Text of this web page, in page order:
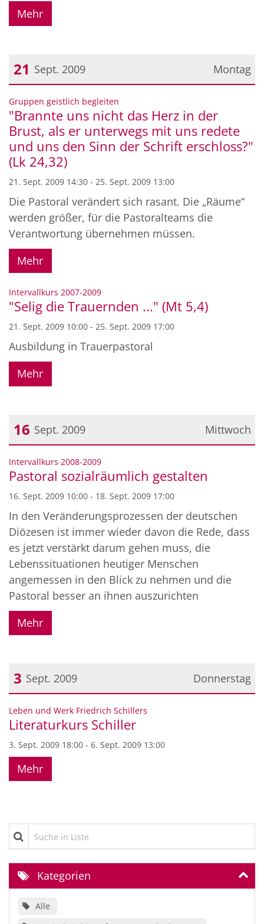
Mehr
Montag
21 Sept. 2009
Datum: 21. September 2009
Gruppen geistlich begleiten
"Brannte uns nicht das Herz in der
Brust, als er unterwegs mit uns redete
und uns den Sinn der Schrift erschloss?"
(Lk 24,32)
21. Sept. 2009 14:30 - 25. Sept. 2009 13:00
Die Pastoral verändert sich rasant. Die „Räume“
werden größer, für die Pastoralteams die
Verantwortung übernehmen müssen.
Mehr
Intervallkurs 2007-2009:
"Selig die Trauernden ..." (Mt 5,4)
21. Sept. 2009 10:00 - 25. Sept. 2009 17:00
Ausbildung in Trauerpastoral
Mehr
Mittwoch
16 Sept. 2009
Datum: 16. September 2009
Intervallkurs 2008-2009:
Pastoral sozialräumlich gestalten
16. Sept. 2009 10:00 - 18. Sept. 2009 17:00
In den Veränderungsprozessen der deutschen
Diözesen ist immer wieder davon die Rede, dass
es jetzt verstärkt darum gehen muss, die
Lebenssituationen heutiger Menschen
angemessen in den Blick zu nehmen und die
Pastoral besser an ihnen auszurichten
Mehr
Donnerstag
3 Sept. 2009
Datum: 3. September 2009
Leben und Werk Friedrich Schillers
Literaturkurs Schiller
3. Sept. 2009 18:00 - 6. Sept. 2009 13:00
Mehr
Suche in Liste
Kategorien
Alle